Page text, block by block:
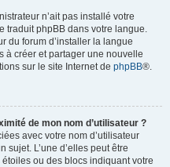
n’ait pas installé votre
traduit phpBB dans votre langue.
du forum d’installer la langue
à créer et partager une nouvelle
sur le site Internet de phpBB®.
de mon nom d’utilisateur ?
avec votre nom d’utilisateur
sujet. L’une d’elles peut être
ou des blocs indiquant votre